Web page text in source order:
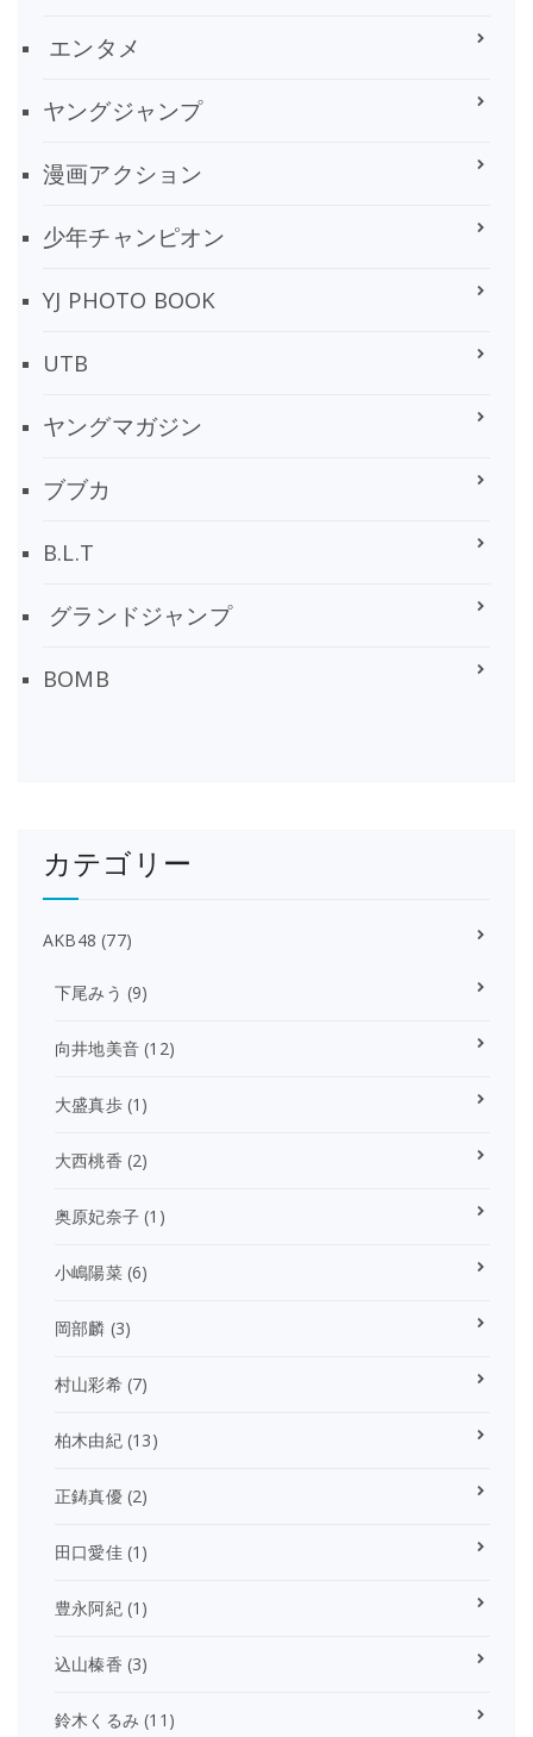
エンタメ
ヤングジャンプ
漫画アクション
少年チャンピオン
YJ PHOTO BOOK
UTB
ヤングマガジン
ブブカ
B.L.T
グランドジャンプ
BOMB
カテゴリー
AKB48 (77)
下尾みう (9)
向井地美音 (12)
大盛真歩(1)
大西桃香 (2)
奥原妃奈子 (1)
小嶋陽菜(6)
岡部麟 (3)
村山彩希(7)
柏木由紀(13)
正鋳真優(2)
田口愛佳(1)
豊永阿紀(1)
込山榛香 (3)
鈴木くるみ (11)